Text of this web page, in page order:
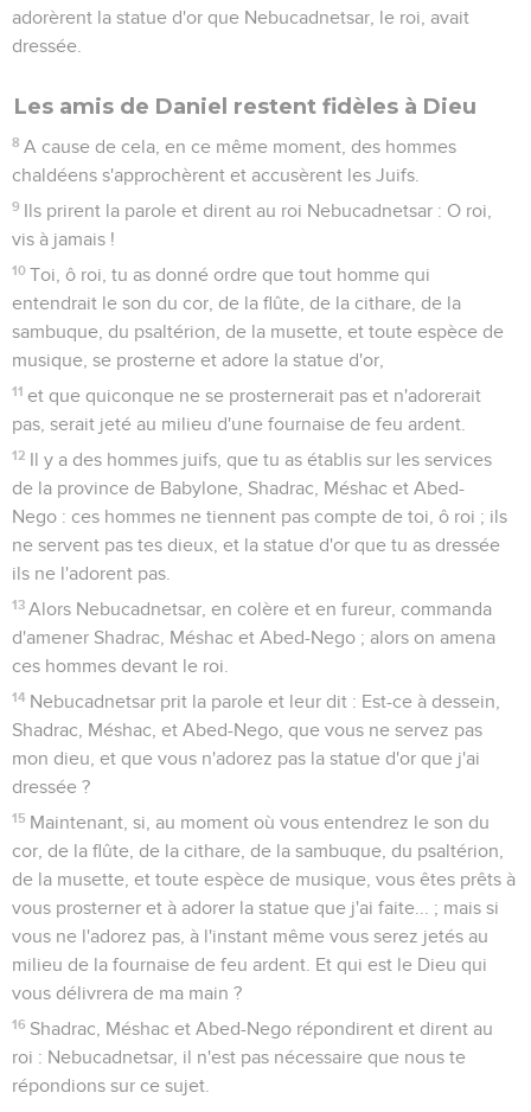
adorèrent la statue d'or que Nebucadnetsar, le roi, avait
dressée.
Les amis de Daniel restent fidèles à Dieu
8 A cause de cela, en ce même moment, des hommes
chaldéens s'approchèrent et accusèrent les Juifs.
9 Ils prirent la parole et dirent au roi Nebucadnetsar : O roi,
vis à jamais !
10 Toi, ô roi, tu as donné ordre que tout homme qui
entendrait le son du cor, de la flûte, de la cithare, de la
sambuque, du psaltérion, de la musette, et toute espèce de
musique, se prosterne et adore la statue d'or,
11 et que quiconque ne se prosternerait pas et n'adorerait
pas, serait jeté au milieu d'une fournaise de feu ardent.
12 Il y a des hommes juifs, que tu as établis sur les services
de la province de Babylone, Shadrac, Méshac et Abed-
Nego : ces hommes ne tiennent pas compte de toi, ô roi ; ils
ne servent pas tes dieux, et la statue d'or que tu as dressée
ils ne l'adorent pas.
13 Alors Nebucadnetsar, en colère et en fureur, commanda
d'amener Shadrac, Méshac et Abed-Nego ; alors on amena
ces hommes devant le roi.
14 Nebucadnetsar prit la parole et leur dit : Est-ce à dessein,
Shadrac, Méshac, et Abed-Nego, que vous ne servez pas
mon dieu, et que vous n'adorez pas la statue d'or que j'ai
dressée ?
15 Maintenant, si, au moment où vous entendrez le son du
cor, de la flûte, de la cithare, de la sambuque, du psaltérion,
de la musette, et toute espèce de musique, vous êtes prêts à
vous prosterner et à adorer la statue que j'ai faite... ; mais si
vous ne l'adorez pas, à l'instant même vous serez jetés au
milieu de la fournaise de feu ardent. Et qui est le Dieu qui
vous délivrera de ma main ?
16 Shadrac, Méshac et Abed-Nego répondirent et dirent au
roi : Nebucadnetsar, il n'est pas nécessaire que nous te
répondions sur ce sujet.